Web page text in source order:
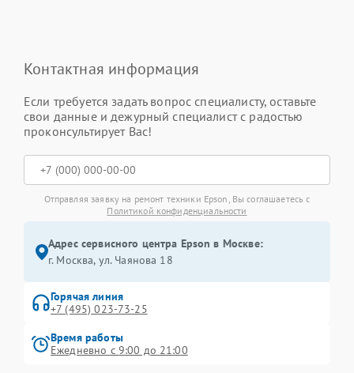
Контактная информация
Если требуется задать вопрос специалисту, оставьте
свои данные и дежурный специалист с радостью
проконсультирует Вас!
Отправляя заявку на ремонт техники Epson, Вы соглашаетесь с
Политикой конфиденциальности
Адрес сервисного центра Epson в Москве:
г. Москва, ул. Чаянова 18
Горячая линия
+7 (495) 023-73-25
Время работы
Ежедневно с 9:00 до 21:00